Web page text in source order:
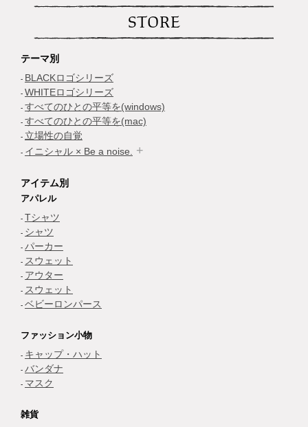
STORE
テーマ別
BLACKロゴシリーズ
WHITEロゴシリーズ
すべてのひとの平等を(windows)
すべてのひとの平等を(mac)
立場性の自覚
イニシャル × Be a noise.
アイテム別
アパレル
Tシャツ
シャツ
パーカー
スウェット
アウター
スウェット
ベビーロンパース
ファッション小物
キャップ・ハット
バンダナ
マスク
雑貨